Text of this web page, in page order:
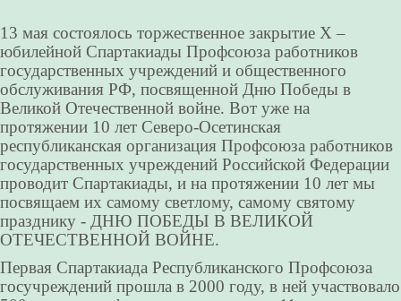
13 мая состоялось торжественное закрытие X –
юбилейной Спартакиады Профсоюза работников
государственных учреждений и общественного
обслуживания РФ, посвященной Дню Победы в
Великой Отечественной войне. Вот уже на
протяжении 10 лет Северо-Осетинская
республиканская организация Профсоюза работников
государственных учреждений Российской Федерации
проводит Спартакиады, и на протяжении 10 лет мы
посвящаем их самому светлому, самому святому
празднику - ДНЮ ПОБЕДЫ В ВЕЛИКОЙ
ОТЕЧЕСТВЕННОЙ ВОЙНЕ.
Первая Спартакиада Республиканского Профсоюза
госучреждений прошла в 2000 году, в ней участвовало